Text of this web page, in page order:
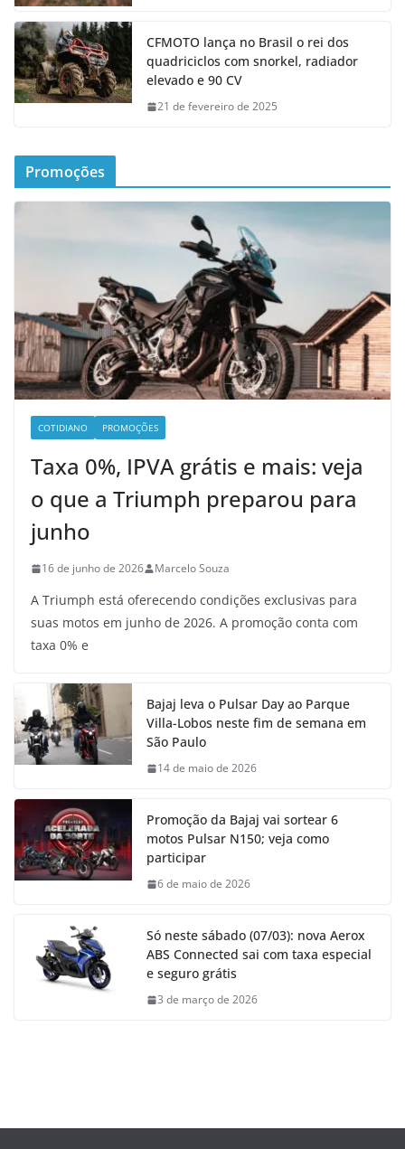
CFMOTO lança no Brasil o rei dos
quadriciclos com snorkel, radiador
elevado e 90 CV
21 de fevereiro de 2025
Promoções
COTIDIANO PROMOÇÕES
Taxa 0%, IPVA grátis e mais: veja
o que a Triumph preparou para
junho
16 de junho de 2026 Marcelo Souza
A Triumph está oferecendo condições exclusivas para
suas motos em junho de 2026. A promoção conta com
taxa 0% e
Bajaj leva o Pulsar Day ao Parque
Villa-Lobos neste fim de semana em
São Paulo
14 de maio de 2026
Promoção da Bajaj vai sortear 6
motos Pulsar N150; veja como
participar
6 de maio de 2026
Só neste sábado (07/03): nova Aerox
ABS Connected sai com taxa especial
e seguro grátis
3 de março de 2026